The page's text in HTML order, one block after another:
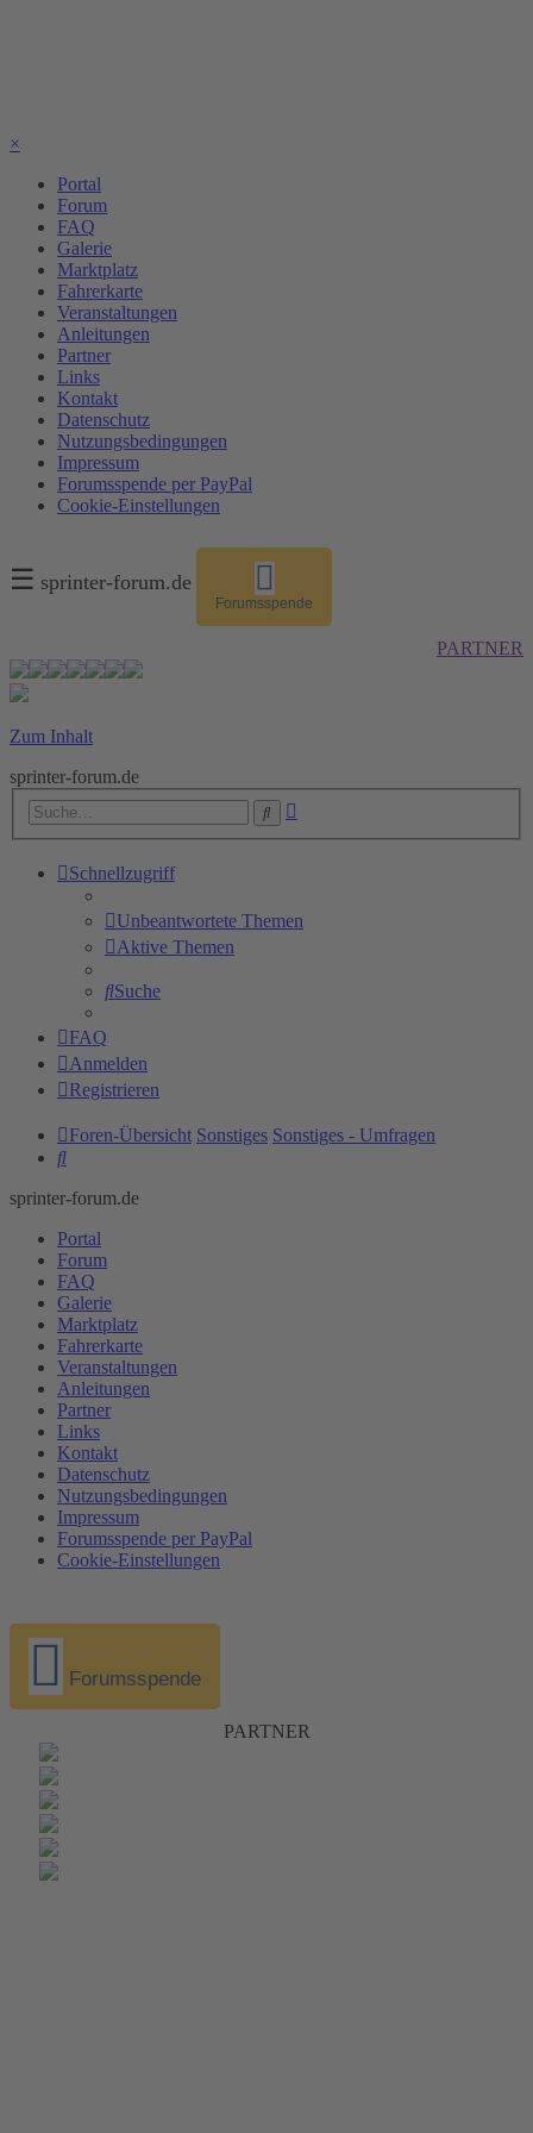
×
Portal
Forum
FAQ
Galerie
Marktplatz
Fahrerkarte
Veranstaltungen
Anleitungen
Partner
Links
Kontakt
Datenschutz
Nutzungsbedingungen
Impressum
Forumsspende per PayPal
Cookie-Einstellungen
☰ sprinter-forum.de
Forumsspende
PARTNER
Zum Inhalt
sprinter-forum.de
Suche
Schnellzugriff
Unbeantwortete Themen
Aktive Themen
Suche
FAQ
Anmelden
Registrieren
Foren-Übersicht Sonstiges Sonstiges - Umfragen
Suche
sprinter-forum.de
Portal
Forum
FAQ
Galerie
Marktplatz
Fahrerkarte
Veranstaltungen
Anleitungen
Partner
Links
Kontakt
Datenschutz
Nutzungsbedingungen
Impressum
Forumsspende per PayPal
Cookie-Einstellungen
Forumsspende
PARTNER